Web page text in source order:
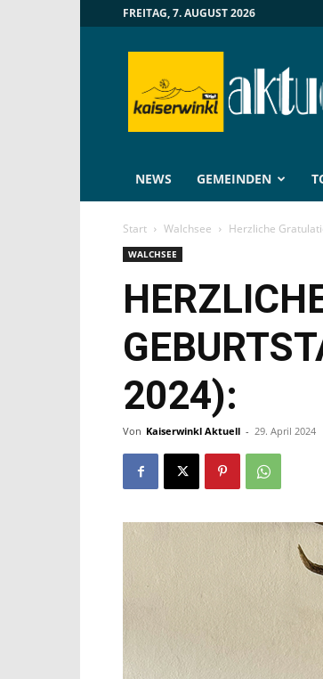
FREITAG, 7. AUGUST 2026
Aktuell
NEWS GEMEINDEN
Start Walchsee Herzliche
WALCHSEE
2024):
Von Kaiserwinkl Aktuell - 29. April 2024